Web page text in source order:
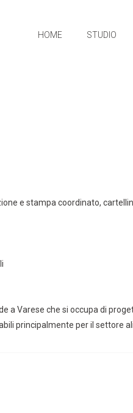
HOME STUDIO
e stampa coordinato,
a Varese che si occupa di
principalmente per il settore